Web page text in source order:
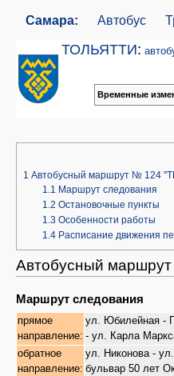
Самара: Автобус
ТОЛЬЯТТИ:
Временные
1 Автобусный маршрут № 124
1.1 Маршрут следования
1.2 Остановочные пункты
1.3 Особенности работы
1.4 Расписание движения
Автобусный
Маршрут следования
прямое
направление:
ул. Юбилейная -
- ул. Карла
обратное
направление:
ул. Никонова -
бульвар 50 лет